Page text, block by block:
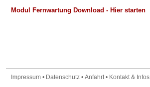
Modul Fernwartung Download - Hier starten
Impressum • Datenschutz • Anfahrt• Kontakt & Infos